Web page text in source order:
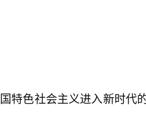
特色社会主义进入新时代